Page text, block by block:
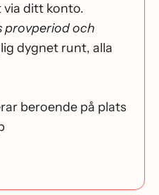
via ditt konto.
provperiod och
dygnet runt, alla
beroende på plats